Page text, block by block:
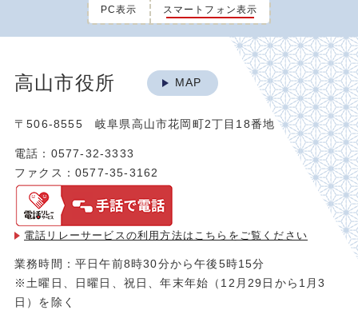
PC表示 スマートフォン表示
高山市役所 MAP
〒506-8555 岐阜県高山市花岡町2丁目18番地
電話：0577-32-3333
ファクス：0577-35-3162
電話リレーサービスの利用方法は こちらをご覧ください
業務時間：平日午前8時30分から午後5時15分
※土曜日、日曜日、祝日、年末年始（12月29日から1月3
日）を除く